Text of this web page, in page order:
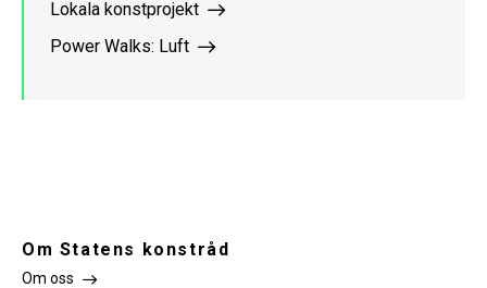
Lokala konstprojekt
Power Walks: Luft
Om Statens konstråd
Om oss